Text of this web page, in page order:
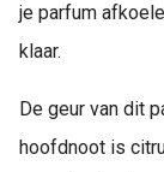
je parfum
klaar.
De geur van dit
hoofdnoot is